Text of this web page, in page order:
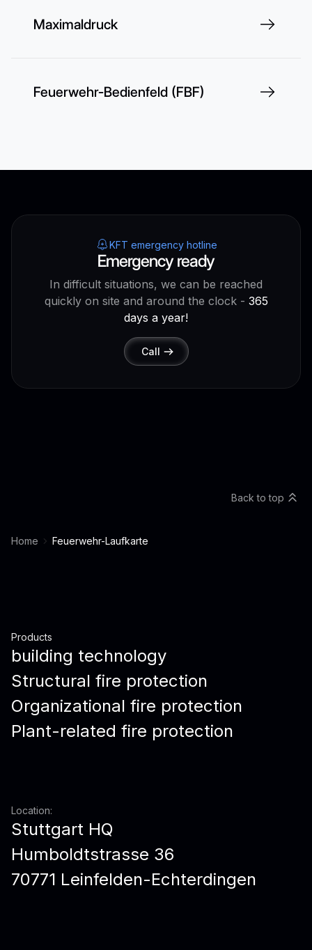
Maximaldruck
Feuerwehr-Bedienfeld (FBF)
KFT emergency hotline
Emergency ready
In difficult situations, we can be reached
quickly on site and around the clock - 365
days a year!
Call
Home Feuerwehr-Laufkarte
Back to top
Products
building technology
Structural fire protection
Organizational fire protection
Plant-related fire protection
Location:
Stuttgart HQ
Humboldtstrasse 36
70771 Leinfelden-Echterdingen